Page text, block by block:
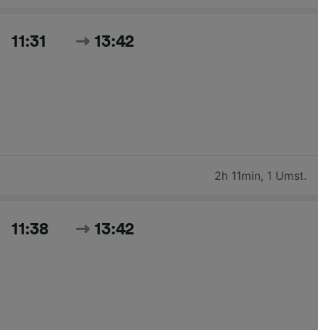
11:31 13:42
2h 11min, 1 Umst.
11:38 13:42